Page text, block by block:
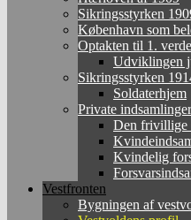
Sikringsstyrken
København som
Optakten til 1.
Udviklingen
Sikringsstyrken
Soldaterhjem
Private
Den frivillige
Kvindelig
Vestfronten
Bygningen af